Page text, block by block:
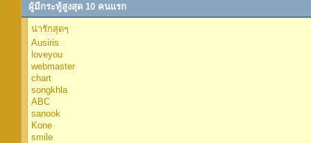
ผู้มีกระทู้สูงสุด 10 คนแรก
น่ารักสุดๆ
Ausiris
loveyou
webmaster
chart
songkhla
ABC
sanook
Kone
smile